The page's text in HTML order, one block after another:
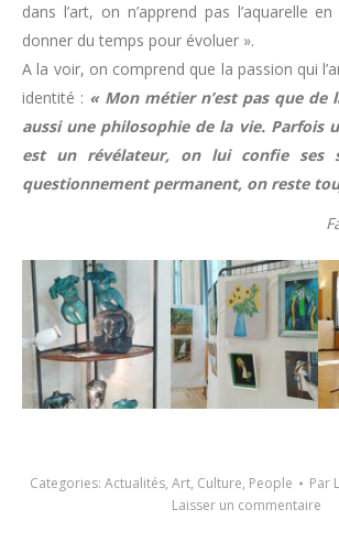
dans l’art, on n’apprend pas l’aquarelle
donner du temps pour évoluer ».
A la voir, on comprend que la passion qui
identité : « Mon métier n’est pas que de
aussi une philosophie de la vie. Parfois
est un révélateur, on lui confie ses
questionnement permanent, on reste
Categories: Actualités, Art, Culture, People Par
Laisser un commentaire